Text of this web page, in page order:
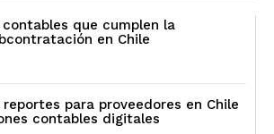
que cumplen la
en Chile
para proveedores en Chile
contables digitales